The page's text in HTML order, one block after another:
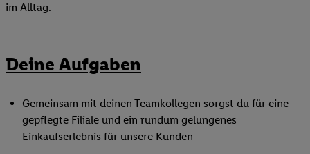
im Alltag.
Deine Aufgaben
Gemeinsam mit deinen Teamkollegen sorgst du für eine
gepflegte Filiale und ein rundum gelungenes
Einkaufserlebnis für unsere Kunden